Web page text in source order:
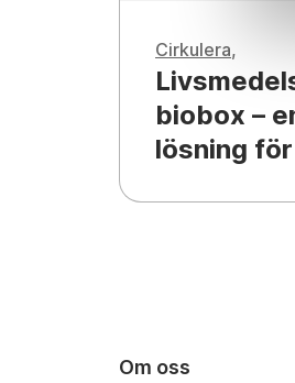
Cirkulera
biobox –
lösning
Om oss